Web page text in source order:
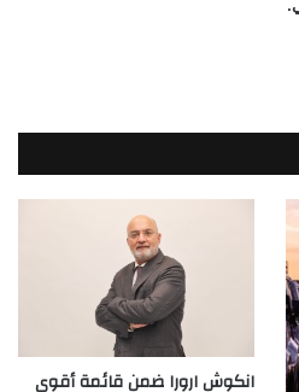
انكوش ارورا ضمن قائمة أقوى